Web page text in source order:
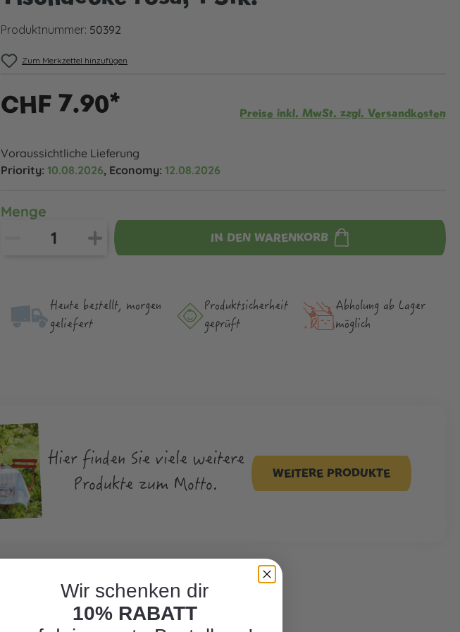
Produktnummer: 50392
Zum Merkzettel hinzufügen
CHF 7.90* Preise inkl. MwSt. zzgl. Versandkosten
Voraussichtliche Lieferung
Priority: 10.08.2026, Economy: 12.08.2026
Menge
IN DEN WARENKORB
Heute bestellt, morgen
geliefert
Produktsicher­heit
geprüft
Abholung ab Lager
möglich
Hier finden Sie viele weitere
Produkte zum Motto.
WEITERE PRODUKTE
Wir schenken dir
10% RABATT